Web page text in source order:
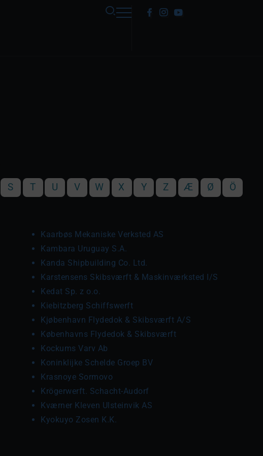
S T U V W X Y Z Æ Ø Ö
Kaarbøs Mekaniske Verksted AS
Kambara Uruguay S.A.
Kanda Shipbuilding Co. Ltd.
Karstensens Skibsværft & Maskinværksted I/S
Kedat Sp. z o.o.
Kiebitzberg Schiffswerft
Kjøbenhavn Flydedok & Skibsværft A/S
Københavns Flydedok & Skibsværft
Kockums Varv Ab
Koninklijke Schelde Groep BV
Krasnoye Sormovo
Krögerwerft. Schacht-Audorf
Kværner Kleven Ulsteinvik AS
Kyokuyo Zosen K.K.